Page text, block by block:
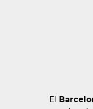
El